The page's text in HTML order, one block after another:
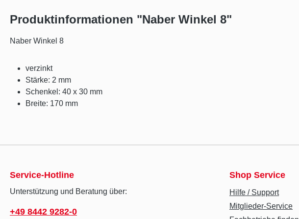
Produktinformationen "Naber Winkel 8"
Naber Winkel 8
verzinkt
Stärke: 2 mm
Schenkel: 40 x 30 mm
Breite: 170 mm
Service-Hotline
Unterstützung und Beratung über:
+49 8442 9282-0
Shop Service
Hilfe / Support
Mitglieder-Service